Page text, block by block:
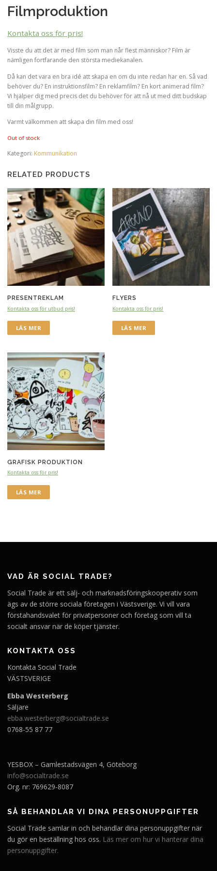
Filmproduktion
Kontakta oss för pris!
Visste du att det är med film som man når flest människor? Film är
nämligen fortfarande den största mediekanalen.
Då kan det vara en bra idé att skapa en om du inte redan har en. Så vad
behöver du? En instruktionsfilm? En reklamfilm? En kort animerad film?
Vi hjälper dig med precis det du behöver för att nå ut med ditt budskap
till din målgrupp.
Varmt välkommen att skapa din film med oss!
Out of stock
Kategori: Kommunikation
RELATED PRODUCTS
PRESENTREKLAM
Kontakta oss för utbud pris!
LÄS MER
FLYERS
Kontakta oss för pris!
LÄS MER
GRAFISK PRODUKTION
Kontakta oss för pris!
LÄS MER
VAD ÄR SOCIAL TRADE?
Social Trade är ett sälj- och marknadsföringskooperativ som
ägs av de större sociala företagen i Västsverige. Vi vill vara
förstahandsvalet för privatpersoner och företag som vill ta
socialt ansvar när de köper tjänster.
KONTAKTA OSS
Kontakta Social Trade
VÄSTSVERIGE
Ebba Westerberg
Säljare
ebba.westerberg@socialtrade.se
0768-55 87 77
YESBOX – Gamlestadsvägen 4, Göteborg
info@socialtrade.se
Org. nr: 769629-8087
SÅ BEHANDLAR VI DINA PERSONUPPGIFTER
Social Trade samlar in och behandlar dina personuppgifter när
du gör en beställning hos oss. Läs mer om hur vi hanterar dina
personuppgifter.